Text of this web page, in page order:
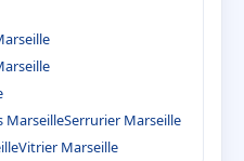
MarseilleSerrurier Marseille
Vitrier Marseille